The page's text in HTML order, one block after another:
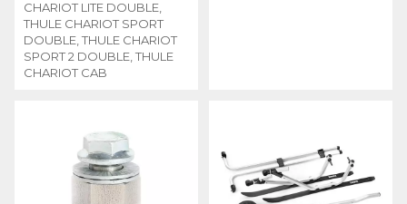
CHARIOT LITE DOUBLE,
THULE CHARIOT SPORT
DOUBLE, THULE CHARIOT
SPORT 2 DOUBLE, THULE
CHARIOT CAB